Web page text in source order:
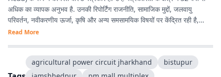
अधिक का व्यापक अनुभव है. उनकी रिपोर्टिंग राजनीति, सामाजिक मुद्दों, जलवायु
परिवर्तन, नवीकरणीय ऊर्जा, कृषि और अन्य समसामयिक विषयों पर केंद्रित रही है,
जिससे वे क्षेत्रीय पत्रकारिता में एक विश्वसनीय और प्रामाणिक पत्रकार के रूप में
(prabhatkhabar.com) में पश्चिम बंगाल के स्टेट हेड की भूमिका में हैं. वे डिजिटल
न्यूज कवर करते हैं. तथ्यात्मक और जनहित से जुड़ी पत्रकारिता को प्राथमिकता देते हैं.
Read More
agricultural power circuit jharkhand
bistupur